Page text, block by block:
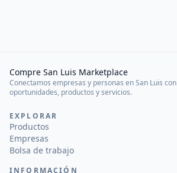
Compre San Luis Marketplace
Conectamos empresas y personas en San Luis con
oportunidades, productos y servicios.
EXPLORAR
Productos
Empresas
Bolsa de trabajo
INFORMACIÓN